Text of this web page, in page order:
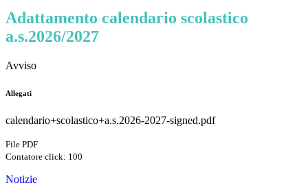
Adattamento calendario scolastico
a.s.2026/2027
Avviso
Allegati
calendario+scolastico+a.s.2026-2027-signed.pdf
File PDF
Contatore click: 100
Notizie